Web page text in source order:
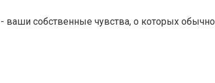
ваши собственные чувства, о которых обычно